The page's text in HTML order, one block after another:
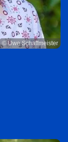
© Uwe Schaffmeister